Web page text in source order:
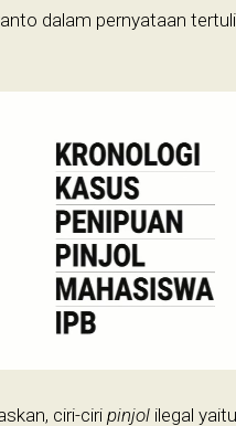
dalam pernyataan
ciri-ciri pinjol ilegal